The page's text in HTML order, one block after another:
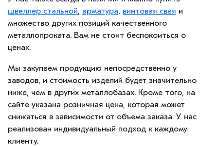
швеллер стальной арматура винтовая свая и
множество других позиций качественного
металлопроката. Вам не стоит беспокоиться о
ценах.
Мы закупаем продукцию непосредственно у
заводов, и стоимость изделий будет значительно
ниже, чем в других металлобазах. Кроме того, на
сайте указана розничная цена, которая может
снижаться в зависимости от объема заказа. У нас
реализован индивидуальный подход к каждому
клиенту.